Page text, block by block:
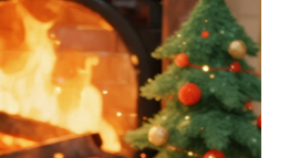
傳送 LINE